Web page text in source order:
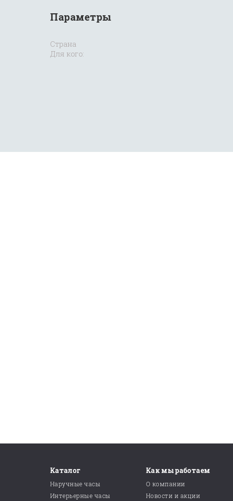
Параметры
Страна
Для кого:
Каталог
Наручные часы
Интерьерные часы
Как мы работаем
О компании
Новости и акции